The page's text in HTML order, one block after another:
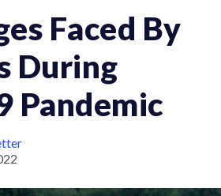
Faced By
During
Pandemic